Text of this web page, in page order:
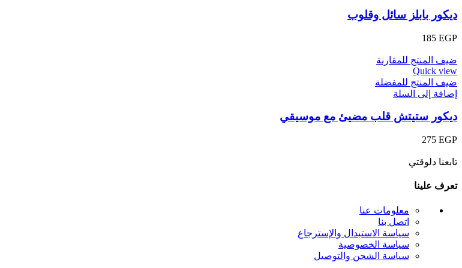
ديكور بابلز سائل وقلوب
185 EGP
ضيف المنتج للمقارنة
Quick view
ضيف المنتج للمفضلة
إضافة إلى السلة
ديكور ستيتش قلب مضيئ مع موسيقي
275 EGP
تابعنا دلوقتي
تعرف علينا
معلومات عنا
اتصل بنا
سياسة الاستبدال والإسترجاع
سياسة الخصوصية
سياسة الشحن والتوصيل